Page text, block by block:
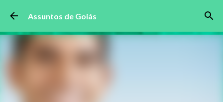
Pular para o conteúdo principal
Assuntos de Goiás